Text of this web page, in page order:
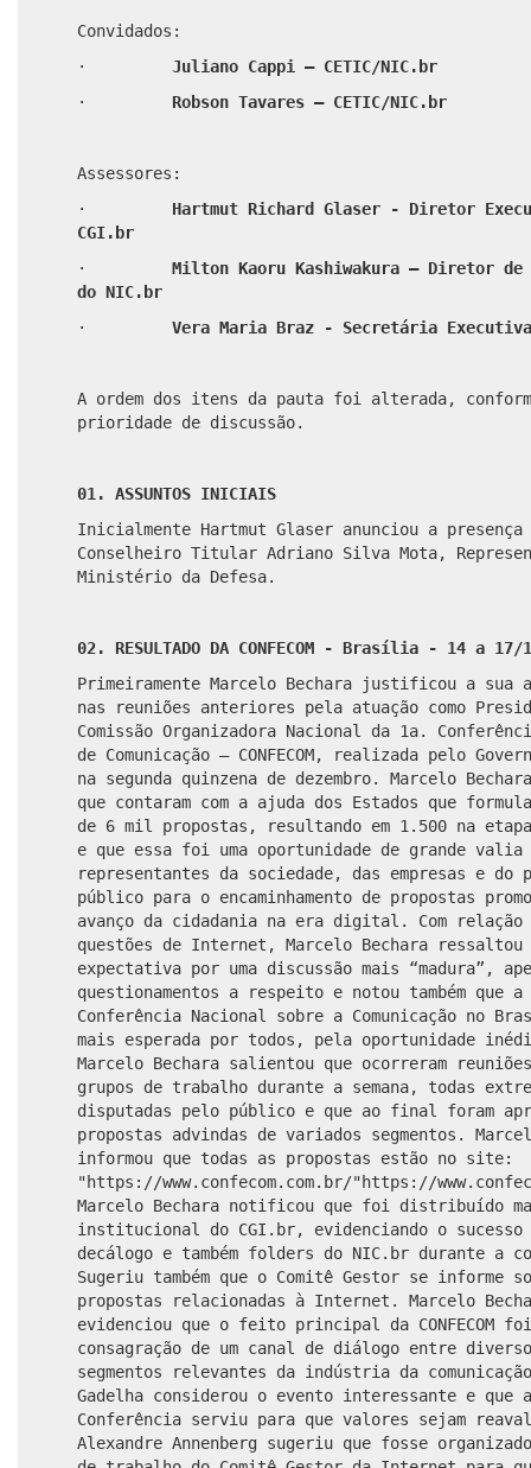
Convidados:
·
Juliano Cappi – CETIC/NIC.br
·
Robson Tavares – CETIC/NIC.br
Assessores:
·
Hartmut Richard Glaser - Diretor
CGI.br
·
Milton Kaoru Kashiwakura – Diretor de
do NIC.br
·
Vera Maria Braz - Secretária
A ordem dos itens da pauta foi alterada,
prioridade de discussão.
01. ASSUNTOS INICIAIS
Inicialmente Hartmut Glaser anunciou a presença
Conselheiro Titular Adriano Silva Mota,
Ministério da Defesa.
02. RESULTADO DA CONFECOM - Brasília - 14 a 17/
Primeiramente Marcelo Bechara justificou a sua
nas reuniões anteriores pela atuação como
Comissão Organizadora Nacional da 1a.
de Comunicação – CONFECOM, realizada pelo
na segunda quinzena de dezembro. Marcelo
que contaram com a ajuda dos Estados que
de 6 mil propostas, resultando em 1.500 na
e que essa foi uma oportunidade de grande valia
representantes da sociedade, das empresas e do
público para o encaminhamento de propostas
avanço da cidadania na era digital. Com relação
questões de Internet, Marcelo Bechara ressaltou
expectativa por uma discussão mais “madura”,
questionamentos a respeito e notou também que a
Conferência Nacional sobre a Comunicação no
mais esperada por todos, pela oportunidade
Marcelo Bechara salientou que ocorreram
grupos de trabalho durante a semana, todas
disputadas pelo público e que ao final foram
propostas advindas de variados segmentos.
informou que todas as propostas estão no site:
"https://www.confecom.com.br/"https://
Marcelo Bechara notificou que foi distribuído
institucional do CGI.br, evidenciando o sucesso
decálogo e também folders do NIC.br durante a
Sugeriu também que o Comitê Gestor se informe
propostas relacionadas à Internet. Marcelo
evidenciou que o feito principal da CONFECOM
consagração de um canal de diálogo entre
segmentos relevantes da indústria da
Gadelha considerou o evento interessante e que a
Conferência serviu para que valores sejam
Alexandre Annenberg sugeriu que fosse